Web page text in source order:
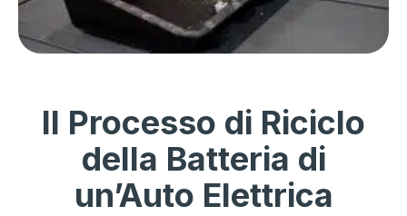
Il Processo di Riciclo
della Batteria di
un’Auto Elettrica